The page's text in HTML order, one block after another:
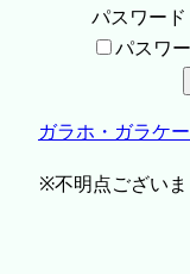
パスワード
パスワ
ガラホ・ガラケ
※不明点ござい